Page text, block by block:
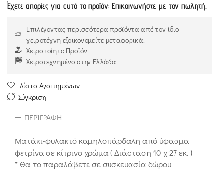
Έχετε απορίες για αυτό το προϊόν; Επικοινωνήστε με τον πωλητή.
Επιλέγοντας περισσότερα προϊόντα από τον ίδιο
χειροτέχνη εξοικονομείτε μεταφορικά.
Χειροποίητο Προϊόν
Χειροτεχνημένο στην Ελλάδα
Λίστα Αγαπημένων
Σύγκριση
ΠΕΡΙΓΡΑΦΉ
Ματάκι-φυλακτό καμηλοπάρδαλη από ύφασμα
φετρίνα σε κίτρινο χρώμα ( Διάσταση 10 χ 27 εκ. )
* Θα το παραλάβετε σε συσκευασία δώρου